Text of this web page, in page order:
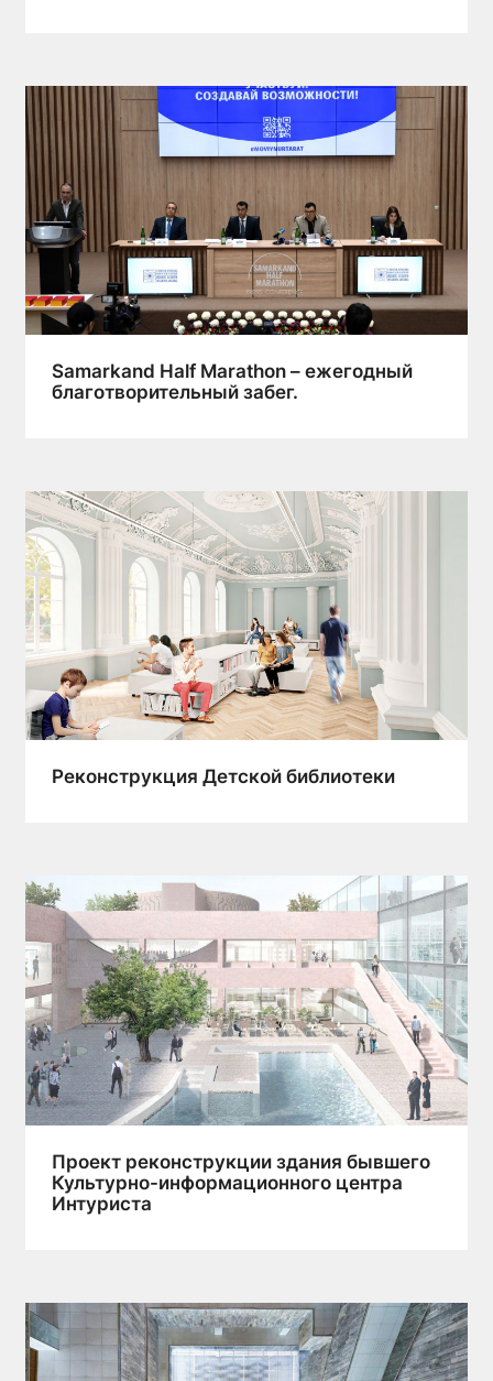
Samarkand Half Marathon – ежегодный
благотворительный забег.
Реконструкция Детской библиотеки
Проект реконструкции здания бывшего
Культурно-информационного центра
Интуриста